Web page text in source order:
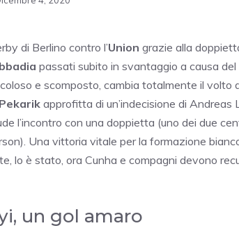
di Berlino contro l’Union grazie alla
passati subito in svantaggio a causa del
e scomposto, cambia totalmente il
approfitta di un’indecisione di
l’incontro con una doppietta (uno dei due
Una vittoria vitale per la formazione
lo è stato, ora Cunha e compagni devono
un gol amaro